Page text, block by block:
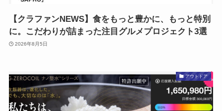
【クラファンNEWS】食をもっと豊かに、もっと特別
に。こだわりが詰まった注目グルメプロジェクト3選
2026年8月5日
アウトドア